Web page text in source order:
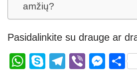
amžių?
Pasidalinkite su drauge ar
W
S
T
Vi
M S